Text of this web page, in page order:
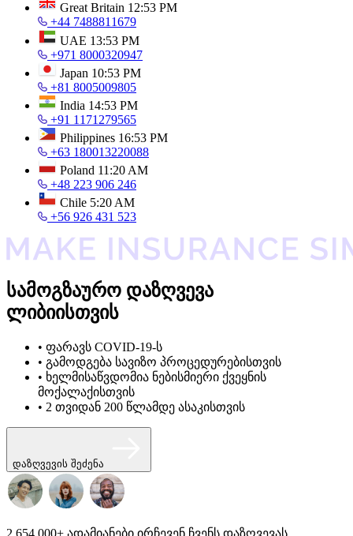
Great Britain 12:53 PM
+44 7488811679
UAE 13:53 PM
+971 8000320947
Japan 10:53 PM
+81 8005009805
India 14:53 PM
+91 1171279565
Philippines 16:53 PM
+63 180013220088
Poland 11:20 AM
+48 223 906 246
Chile 5:20 AM
+56 926 431 523
სამოგზაურო დაზღვევა
ლიბიისთვის
• ფარავს COVID-19-ს
• გამოდგება სავიზო პროცედურებისთვის
• ხელმისაწვდომია ნებისმიერი ქვეყნის
მოქალაქისთვის
• 2 თვიდან 200 წლამდე ასაკისთვის
დაზღვევის შეძენა
2 654 000+ ადამიანები ირჩევენ ჩვენს დაზღვევას